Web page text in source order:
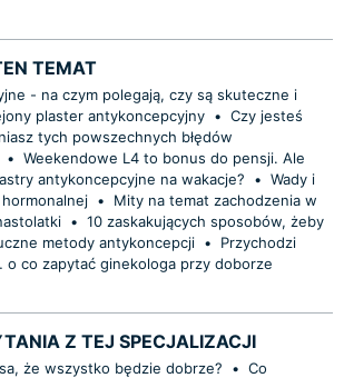
TEMAT
- na czym polegają, czy są skuteczne i
plaster antykoncepcyjny • Czy jesteś
tych powszechnych błędów
• Weekendowe L4 to bonus do pensji. Ale
antykoncepcyjne na wakacje? • Wady i
•
Mity na temat zachodzenia w
• 10 zaskakujących sposobów, żeby
metody antykoncepcji •
Przychodzi
o co zapytać ginekologa przy doborze
Z TEJ SPECJALIZACJI
że wszystko będzie dobrze? • Co